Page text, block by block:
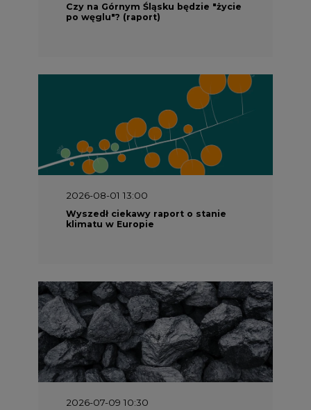
Czy na Górnym Śląsku będzie "życie
po węglu"? (raport)
2026-08-01 13:00
Wyszedł ciekawy raport o stanie
klimatu w Europie
2026-07-09 10:30